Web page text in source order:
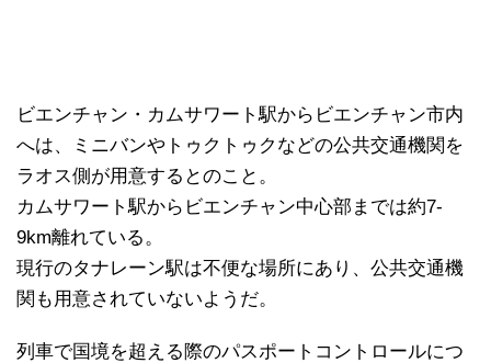
ビエンチャン・カムサワート駅からビエンチャン市内
へは、ミニバンやトゥクトゥクなどの公共交通機関を
ラオス側が用意するとのこと。
カムサワート駅からビエンチャン中心部までは約7-
9km離れている。
現行のタナレーン駅は不便な場所にあり、公共交通機
関も用意されていないようだ。
列車で国境を超える際のパスポートコントロールにつ